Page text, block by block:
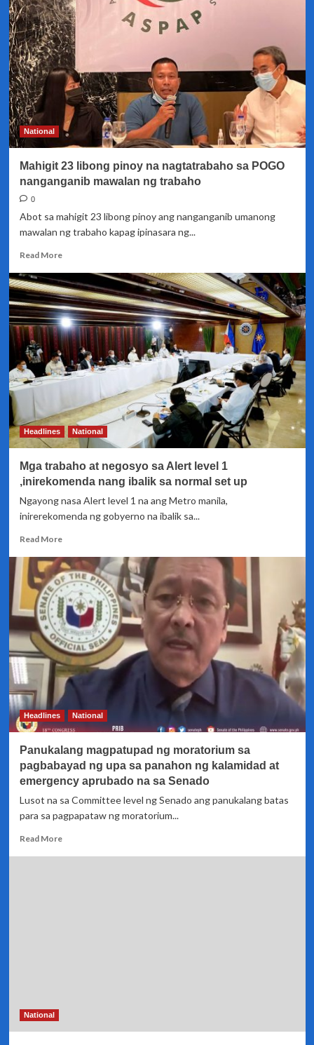
Pinoy
prioridad
sa
28K
trabahong
bubuksan
sa
Taiwan
–
MECO
National
Mahigit 23 libong pinoy na nagtatrabaho sa POGO
nanganganib mawalan ng trabaho
0
Abot sa mahigit 23 libong pinoy ang nanganganib umanong
mawalan ng trabaho kapag ipinasara ng...
Read MoreRead
about
Mahigit
23
libong
pinoy
na
nagtatrabaho
sa
nanganganib
mawalan
ng
trabaho
Headlines National
Mga trabaho at negosyo sa Alert level 1
,inirekomenda nang ibalik sa normal set up
Ngayong nasa Alert level 1 na ang Metro manila,
inirerekomenda ng gobyerno na ibalik sa...
Read MoreRead
about
Mga
trabaho
at
negosyo
sa
Alert
level
1
,inirekomenda
nang
ibalik
sa
set
up
Headlines National
Panukalang magpatupad ng moratorium sa
pagbabayad ng upa sa panahon ng kalamidad at
emergency aprubado na sa Senado
Lusot na sa Committee level ng Senado ang panukalang batas
para sa pagpapataw ng moratorium...
Read MoreRead
National